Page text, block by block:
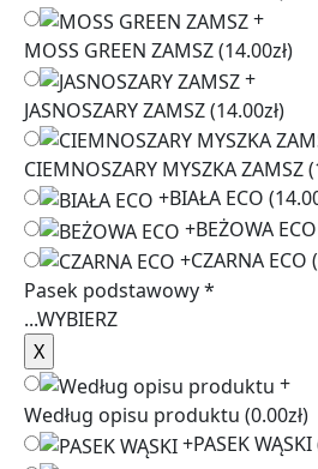
+
MOSS GREEN ZAMSZ(14.00zł)
+
JASNOSZARY ZAMSZ(14.00zł)
CIEMNOSZARY MYSZKA ZAMSZ
+BIAŁA ECO
+BEŻOWA ECO
+CZARNA ECO
Pasek podstawowy*
...WYBIERZ
+
Według opisu produktu (0.00zł)
+PASEK WĄSKI